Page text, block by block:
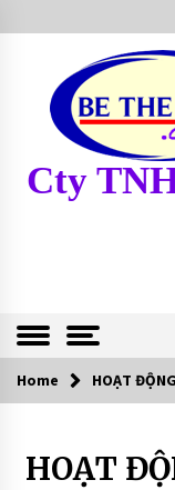
k
Cty
> Về Cty Be The
Home HOẠT ĐỘNG
HOẠT